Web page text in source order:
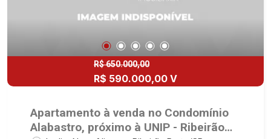
R$ 650.000,00
R$ 590.000,00 V
Apartamento à venda no Condomínio
Alabastro, próximo à UNIP - Ribeirão